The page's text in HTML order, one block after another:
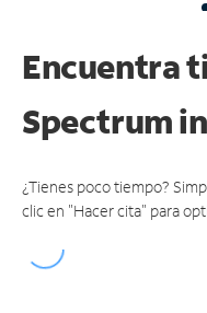
Encuentra
Spectrum
¿Tienes poco tiempo?
clic en "Hacer cita" para